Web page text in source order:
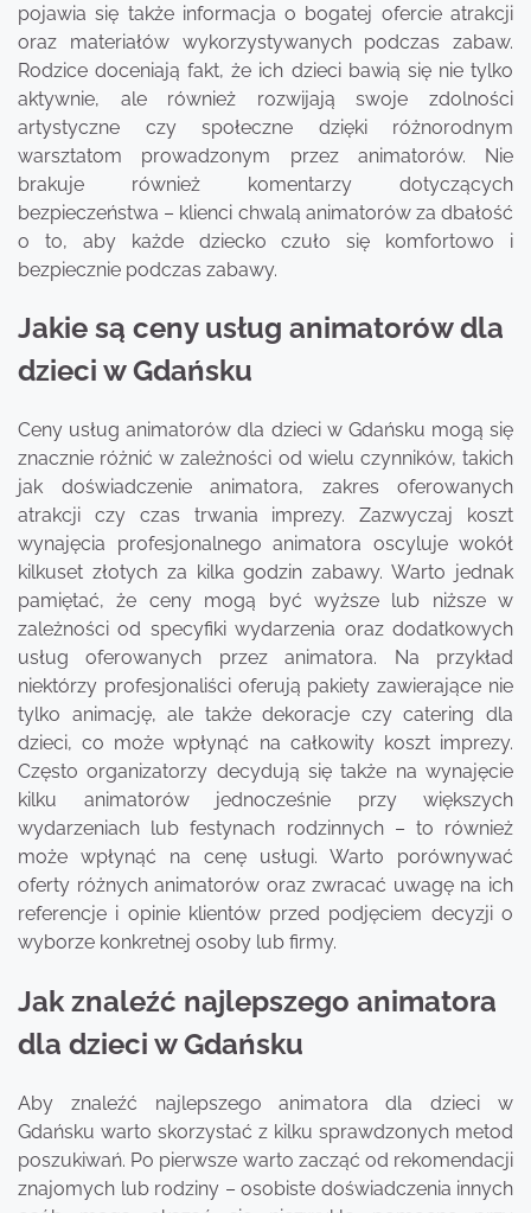
pojawia się także informacja o bogatej ofercie atrakcji
oraz materiałów wykorzystywanych podczas zabaw.
Rodzice doceniają fakt, że ich dzieci bawią się nie tylko
aktywnie, ale również rozwijają swoje zdolności
artystyczne czy społeczne dzięki różnorodnym
warsztatom prowadzonym przez animatorów. Nie
brakuje również komentarzy dotyczących
bezpieczeństwa – klienci chwalą animatorów za dbałość
o to, aby każde dziecko czuło się komfortowo i
bezpiecznie podczas zabawy.
Jakie są ceny usług animatorów dla
dzieci w Gdańsku
Ceny usług animatorów dla dzieci w Gdańsku mogą się
znacznie różnić w zależności od wielu czynników, takich
jak doświadczenie animatora, zakres oferowanych
atrakcji czy czas trwania imprezy. Zazwyczaj koszt
wynajęcia profesjonalnego animatora oscyluje wokół
kilkuset złotych za kilka godzin zabawy. Warto jednak
pamiętać, że ceny mogą być wyższe lub niższe w
zależności od specyfiki wydarzenia oraz dodatkowych
usług oferowanych przez animatora. Na przykład
niektórzy profesjonaliści oferują pakiety zawierające nie
tylko animację, ale także dekoracje czy catering dla
dzieci, co może wpłynąć na całkowity koszt imprezy.
Często organizatorzy decydują się także na wynajęcie
kilku animatorów jednocześnie przy większych
wydarzeniach lub festynach rodzinnych – to również
może wpłynąć na cenę usługi. Warto porównywać
oferty różnych animatorów oraz zwracać uwagę na ich
referencje i opinie klientów przed podjęciem decyzji o
wyborze konkretnej osoby lub firmy.
Jak znaleźć najlepszego animatora
dla dzieci w Gdańsku
Aby znaleźć najlepszego animatora dla dzieci w
Gdańsku warto skorzystać z kilku sprawdzonych metod
poszukiwań. Po pierwsze warto zacząć od rekomendacji
znajomych lub rodziny – osobiste doświadczenia innych